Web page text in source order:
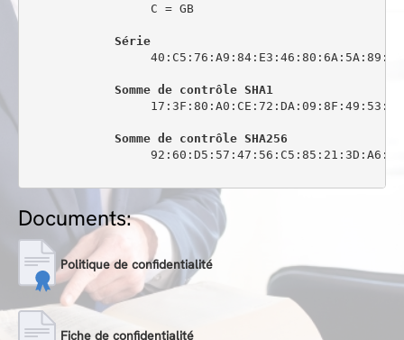
                 C = GB
Série
Somme de contrôle SHA1
Somme de contrôle SHA256
Documents:
Politique de confidentialité
Fiche de confidentialité